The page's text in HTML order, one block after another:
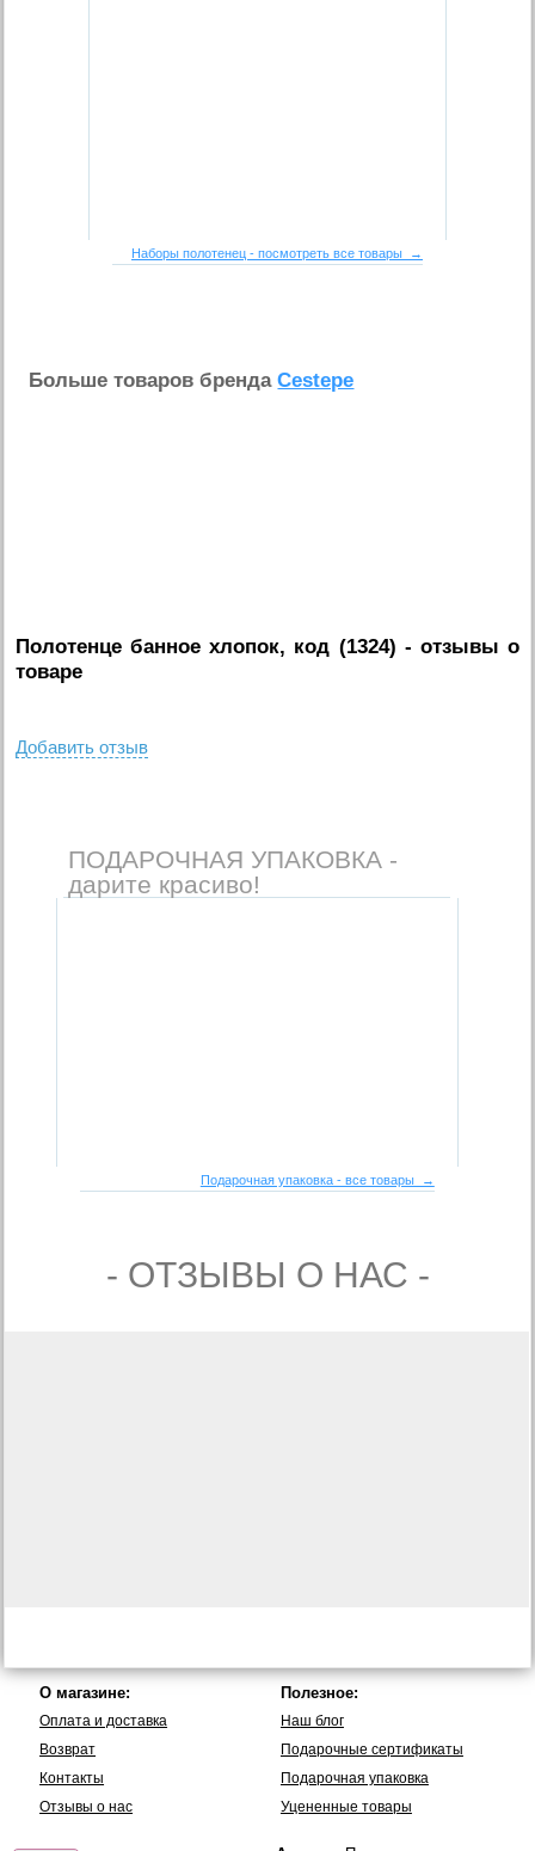
Наборы полотенец - посмотреть все товары →
Больше товаров брендаCestepe
Полотенце банное хлопок, код (1324) - отзывы о
товаре
Добавить отзыв
ПОДАРОЧНАЯ УПАКОВКА -
дарите красиво!
Подарочная упаковка - все товары →
- ОТЗЫВЫ О НАС -
О магазине:
Оплата и доставка
Возврат
Контакты
Отзывы о нас
Полезное:
Наш блог
Подарочные сертификаты
Подарочная упаковка
Уцененные товары